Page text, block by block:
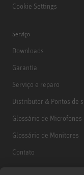
Cookie Settings
Serviço
Downloads
Garantia
Serviço e reparo
Distributor & Pontos de
Glossário de Microfones
Glossário de Monitores
Contato